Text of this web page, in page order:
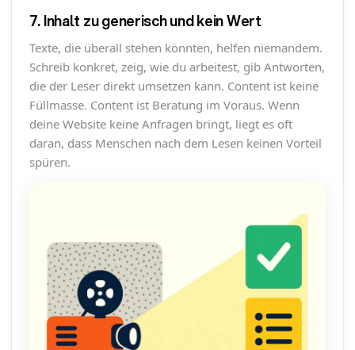
7. Inhalt zu generisch und kein Wert
Texte, die überall stehen könnten, helfen niemandem.
Schreib konkret, zeig, wie du arbeitest, gib Antworten,
die der Leser direkt umsetzen kann. Content ist keine
Füllmasse. Content ist Beratung im Voraus. Wenn
deine Website keine Anfragen bringt, liegt es oft
daran, dass Menschen nach dem Lesen keinen Vorteil
spüren.